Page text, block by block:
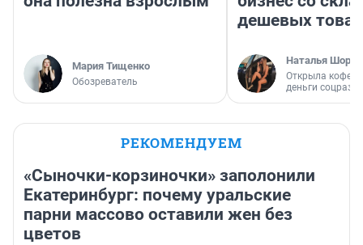
Мария Тищенко
Обозреватель
дешевых
Наталья
Открыла
деньги
РЕКОМЕНДУЕМ
«Сыночки-корзиночки» заполонили
Екатеринбург: почему уральские
парни массово оставили жен без
цветов